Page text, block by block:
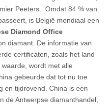
Peeters. Omdat 84 % van
is België mondiaal een
Diamond Office
diamant. De informatie van
certificaten, zoals het land
wordt met alle
gebeurde dat tot nu toe
en tijdrovend. China is een
de Antwerpse diamanthandel,